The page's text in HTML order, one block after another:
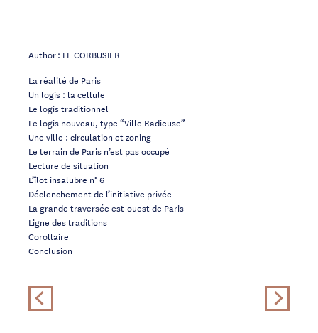
Author : LE CORBUSIER
La réalité de Paris
Un logis : la cellule
Le logis traditionnel
Le logis nouveau, type “Ville Radieuse”
Une ville : circulation et zoning
Le terrain de Paris n’est pas occupé
Lecture de situation
L’îlot insalubre n° 6
Déclenchement de l’initiative privée
La grande traversée est-ouest de Paris
Ligne des traditions
Corollaire
Conclusion